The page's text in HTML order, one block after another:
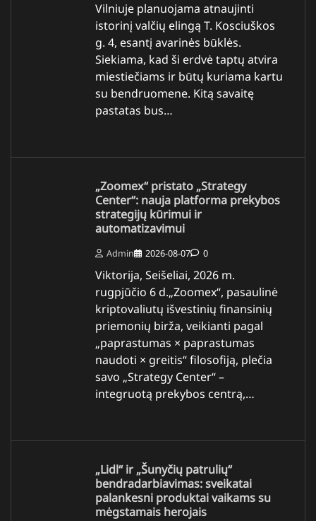
Vilniuje planuojama atnaujinti
istorinį valčių elingą T. Kosciuškos
g. 4, esantį avarinės būklės.
Siekiama, kad ši erdvė taptų atvira
miestiečiams ir būtų kuriama kartu
su bendruomene. Kitą savaitę
pastatas bus…
„Zoomex“ pristato „Strategy
Center“: nauja platforma prekybos
strategijų kūrimui ir
automatizavimui
Admin 2026-08-07 0
Viktorija, Seišeliai, 2026 m.
rugpjūčio 6 d.„Zoomex“, pasaulinė
kriptovaliutų išvestinių finansinių
priemonių birža, veikianti pagal
„paprastumas × paprastumas
naudoti × greitis“ filosofiją, plečia
savo „Strategy Center“ –
integruotą prekybos centrą,…
„Lidl“ ir „Šunyčių patrulių“
bendradarbiavimas: sveikatai
palankesni produktai vaikams su
mėgstamais herojais